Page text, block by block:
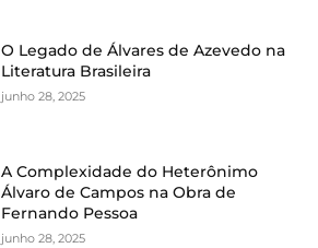
O Legado de Álvares de Azevedo na
Literatura Brasileira
junho 28, 2025
A Complexidade do Heterônimo
Álvaro de Campos na Obra de
Fernando Pessoa
junho 28, 2025